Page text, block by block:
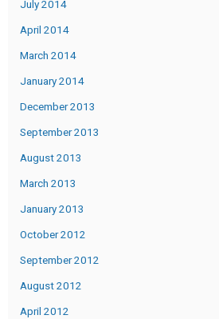
July 2014
April 2014
March 2014
January 2014
December 2013
September 2013
August 2013
March 2013
January 2013
October 2012
September 2012
August 2012
April 2012